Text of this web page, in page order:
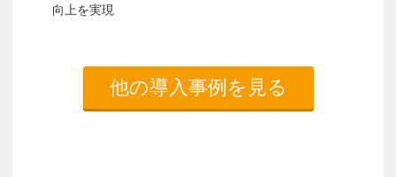
向上を実現
他の導入事例を見る